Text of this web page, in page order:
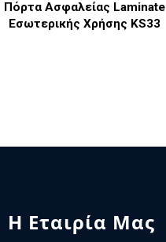
Πόρτα Ασφαλείας Laminate
Εσωτερικής Χρήσης KS33
Η Εταιρία Μας